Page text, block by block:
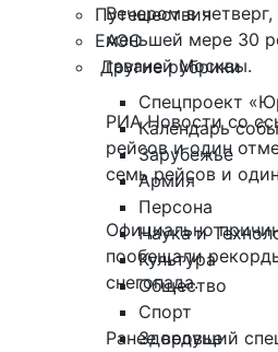
Путешествия
ЕАЭС
Другие рубрики
Спецпроект
Календарь
Зарубежье
Армия
Персона
Наука и
Культура
Общество
Спорт
Здоровье
Вечером в
меньшей мере 30
гаваней Москвы.
РИА Новости со
рейсов и один
семь рейсов и
Официально
пообещали
снегопада.
Ранее ведущий